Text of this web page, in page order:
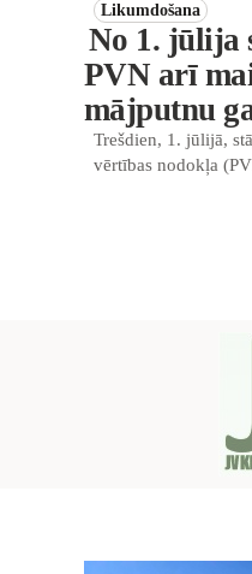
Likumdošana
No 1. jūlija
PVN arī
mājputnu
Trešdien, 1. jūlijā,
vērtības nodokļa